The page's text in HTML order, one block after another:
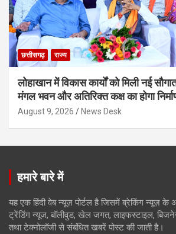
छत्तीसगढ़ राज्य
लोहाखान में विकास कार्यों को मिली नई
मंगल भवन और अतिरिक्त कक्ष का होगा
August 9, 2026 News Desk
हमारे बारे में
यह एक हिंदी वेब न्यूज़ पोर्टल है जिसमें ब्रेकिंग न्यूज़ के
ट्रेंडिंग न्यूज, बॉलीवुड, खेल जगत, लाइफस्टाइल,
तथा टेक्नोलॉजी से संबंधित खबरें पोस्ट की जाती है।